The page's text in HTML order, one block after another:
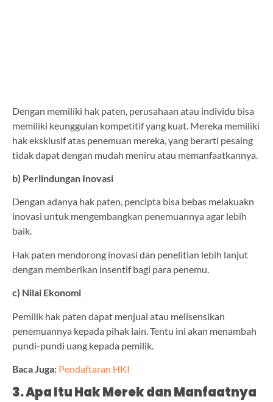
Dengan memiliki hak paten, perusahaan atau individu bisa
memiliki keunggulan kompetitif yang kuat. Mereka memiliki
hak eksklusif atas penemuan mereka, yang berarti pesaing
tidak dapat dengan mudah meniru atau memanfaatkannya.
b) Perlindungan Inovasi
Dengan adanya hak paten, pencipta bisa bebas melakuakn
inovasi untuk mengembangkan penemuannya agar lebih
baik.
Hak paten mendorong inovasi dan penelitian lebih lanjut
dengan memberikan insentif bagi para penemu.
c) Nilai Ekonomi
Pemilik hak paten dapat menjual atau melisensikan
penemuannya kepada pihak lain. Tentu ini akan menambah
pundi-pundi uang kepada pemilik.
Baca Juga: Pendaftaran HKI
3. Apa Itu Hak Merek dan Manfaatnya